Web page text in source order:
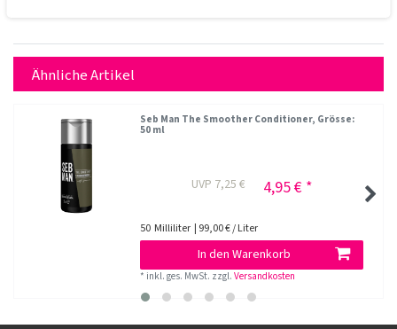
Ähnliche Artikel
Seb Man The Smoother Conditioner, Grösse:
50 ml
UVP 7,25 € 4,95 € *
50 Milliliter | 99,00 € / Liter
In den Warenkorb
* inkl. ges. MwSt. zzgl.Versandkosten